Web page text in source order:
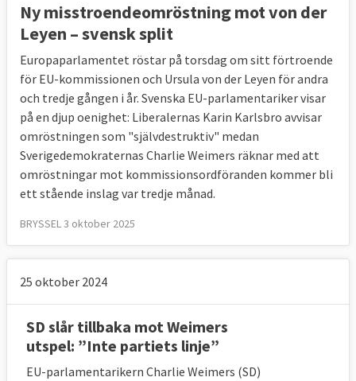
Ny misstroendeomröstning mot von der
Leyen – svensk split
Europaparlamentet röstar på torsdag om sitt förtroende
för EU-kommissionen och Ursula von der Leyen för andra
och tredje gången i år. Svenska EU-parlamentariker visar
på en djup oenighet: Liberalernas Karin Karlsbro avvisar
omröstningen som "självdestruktiv" medan
Sverigedemokraternas Charlie Weimers räknar med att
omröstningar mot kommissionsordföranden kommer bli
ett stående inslag var tredje månad.
BRYSSEL 3 oktober 2025
25 oktober 2024
SD slår tillbaka mot Weimers
utspel: ”Inte partiets linje”
EU-parlamentarikern Charlie Weimers (SD)